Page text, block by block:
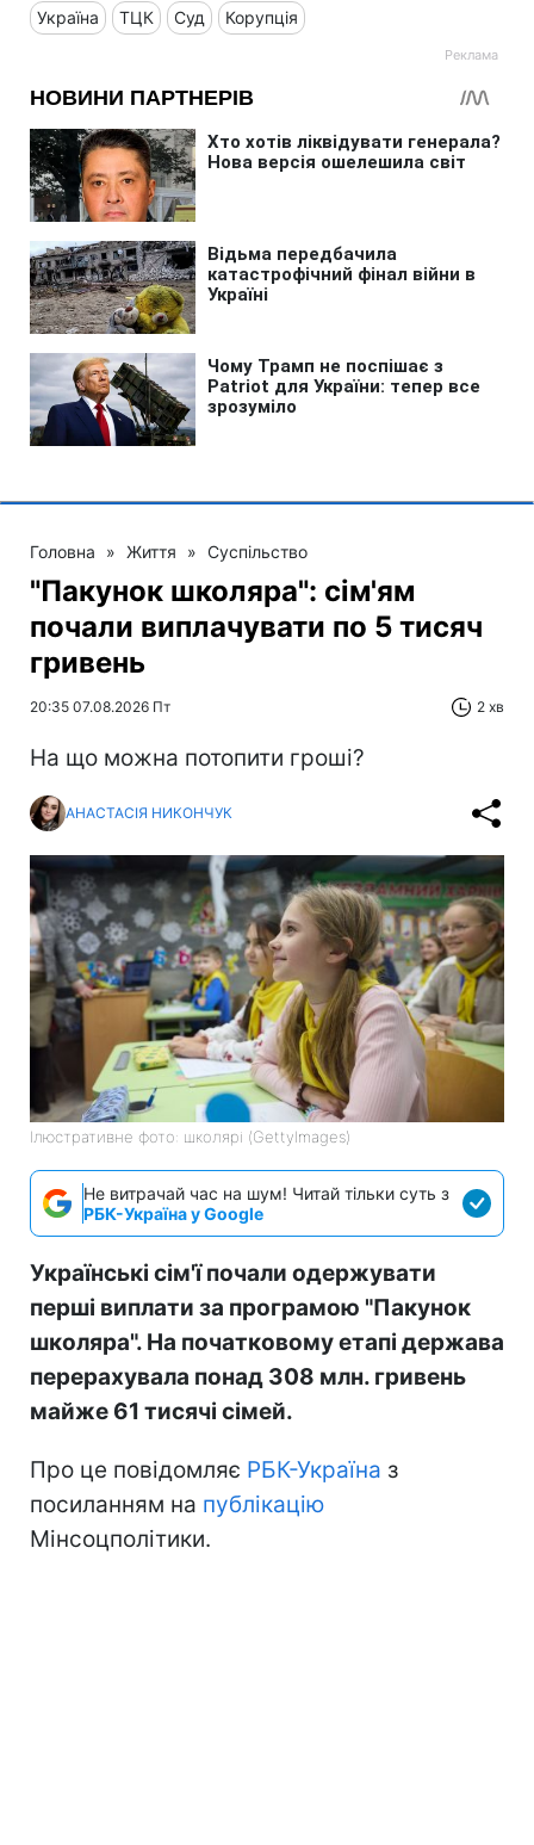
Україна ТЦК Суд Корупція
Головна » Життя » Суспільство
"Пакунок школяра": сім'ям
почали виплачувати по 5 тисяч
гривень
20:35 07.08.2026 Пт 2 хв
На що можна потопити гроші?
АНАСТАСІЯ НИКОНЧУК
Ілюстративне фото: школярі (GettyImages)
Не витрачай час на шум! Читай тільки суть з
РБК-Україна у Google
Українські сім'ї почали одержувати
перші виплати за програмою "Пакунок
школяра". На початковому етапі держава
перерахувала понад 308 млн. гривень
майже 61 тисячі сімей.
Про це повідомляє РБК-Україна з
посиланням на публікацію
Мінсоцполітики.